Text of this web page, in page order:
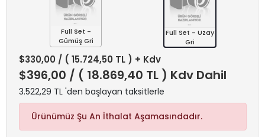
Full Set -
Gümüş Gri
Full Set - Uzay
Gri
$330,00 / ( 15.724,50 TL ) + Kdv
$396,00 / ( 18.869,40 TL ) Kdv Dahil
3.522,29 TL 'den başlayan taksitlerle
Ürünümüz Şu An İthalat Aşamasındadır.